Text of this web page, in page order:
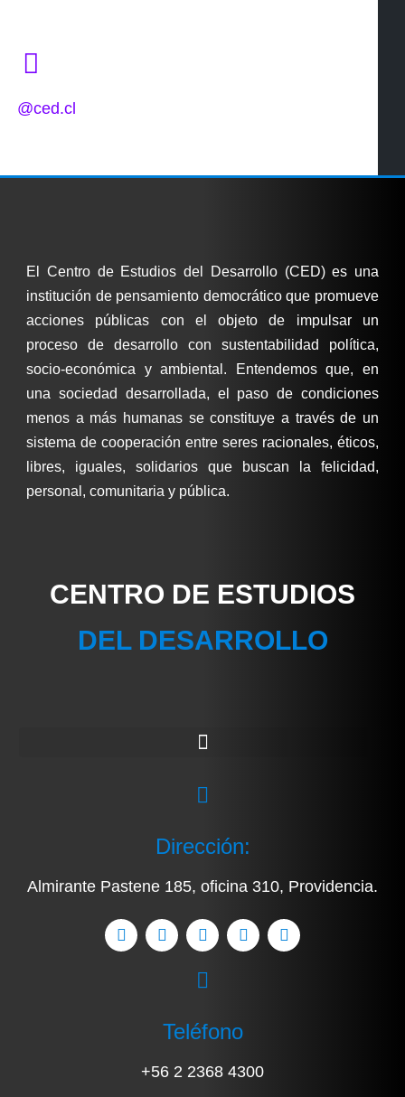
@ced.cl
El Centro de Estudios del Desarrollo (CED) es una
institución de pensamiento democrático que promueve
acciones públicas con el objeto de impulsar un
proceso de desarrollo con sustentabilidad política,
socio-económica y ambiental. Entendemos que, en
una sociedad desarrollada, el paso de condiciones
menos a más humanas se constituye a través de un
sistema de cooperación entre seres racionales, éticos,
libres, iguales, solidarios que buscan la felicidad,
personal, comunitaria y pública.
CENTRO DE ESTUDIOS
DEL DESARROLLO
Dirección:
Almirante Pastene 185, oficina 310, Providencia.
Teléfono
+56 2 2368 4300